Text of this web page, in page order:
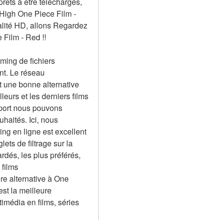
One Piece Film -
HD, allons Regardez
Film - Red !!
de fichiers
Le réseau
une bonne alternative
et les derniers films
nous pouvons
Ici, nous
en ligne est excellent
de filtrage sur la
les plus préférés,
alternative à One
la meilleure
en films, séries